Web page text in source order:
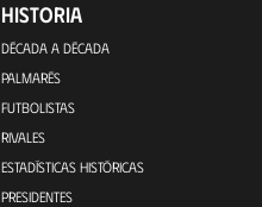
HISTORIA
DÉCADA A DÉCADA
PALMARÉS
FUTBOLISTAS
RIVALES
ESTADÍSTICAS HISTÓRICAS
PRESIDENTES